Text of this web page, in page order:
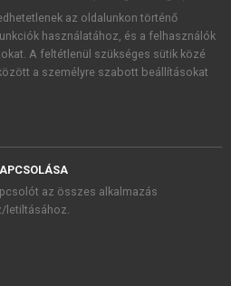
, valamint a szotar.netés a
foglaltakat
az oldalunkon történő
használatához, és a felhasználók
A feltétlenül szükséges sütik közé
a személyre szabott beállításokat
az összes alkalmazás
letiltásához.